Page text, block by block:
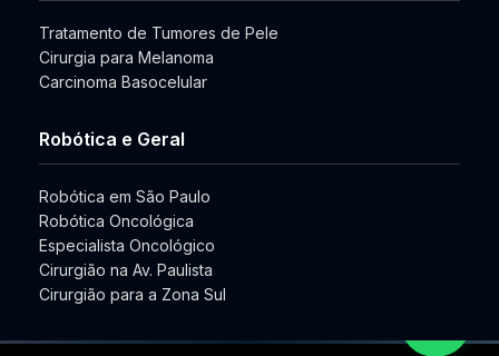
Tratamento de Tumores de Pele
Cirurgia para Melanoma
Carcinoma Basocelular
Robótica e Geral
Robótica em São Paulo
Robótica Oncológica
Especialista Oncológico
Cirurgião na Av. Paulista
Cirurgião para a Zona Sul